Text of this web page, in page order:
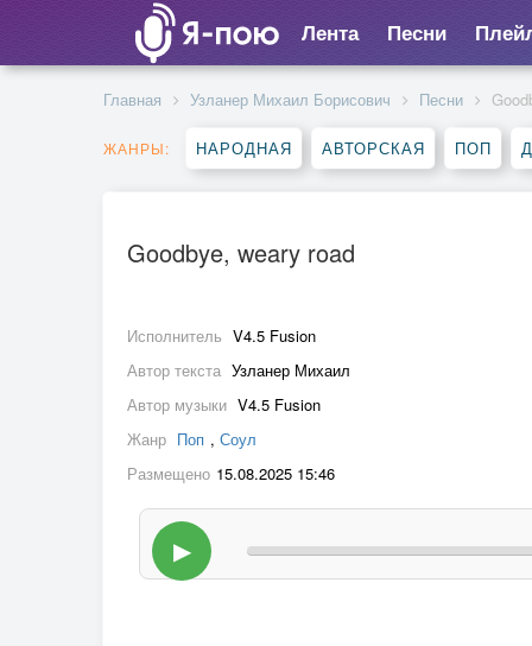
Лента Песни
Главная Узланер Михаил Борисович Песни
ЖАНРЫ: НАРОДНАЯ АВТОРСКАЯ ПОП
Goodbye, weary road
Исполнитель V4.5 Fusion
Автор текста Узланер Михаил
Автор музыки V4.5 Fusion
Жанр Поп , Соул
Размещено 15.08.2025 15:46
▶